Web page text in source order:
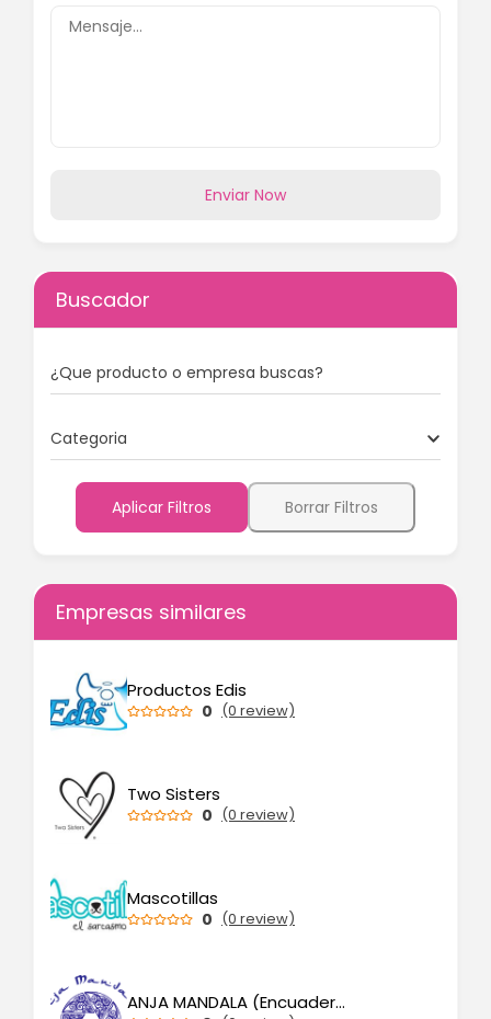
Enviar Now
Buscador
¿Que producto o empresa buscas?
Categoria
Aplicar Filtros Borrar Filtros
Empresas similares
Productos Edis
0 (0 review)
Two Sisters
0 (0 review)
Mascotillas
0 (0 review)
ANJA MANDALA (Encuadernación y teñido artesanales)